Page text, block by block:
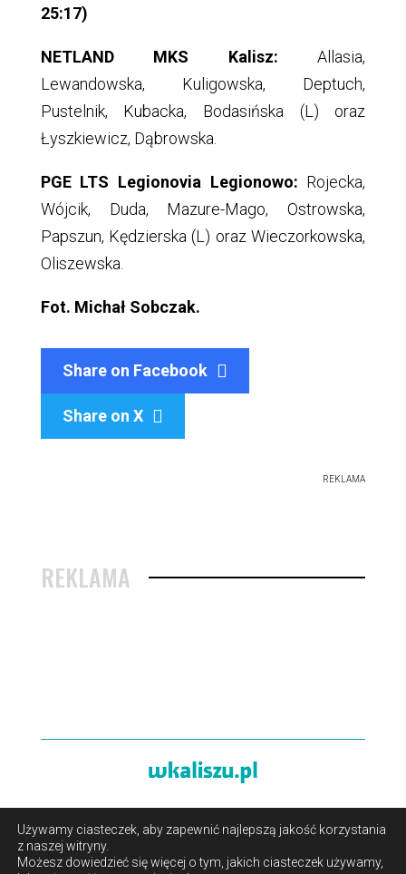
25:17)
NETLAND MKS Kalisz: Allasia,
Lewandowska, Kuligowska, Deptuch,
Pustelnik, Kubacka, Bodasińska (L) oraz
Łyszkiewicz, Dąbrowska.
PGE LTS Legionovia Legionowo: Rojecka,
Wójcik, Duda, Mazure-Mago, Ostrowska,
Papszun, Kędzierska (L) oraz Wieczorkowska,
Oliszewska.
Fot. Michał Sobczak.
Share on Facebook
Share on X 
REKLAMA
REKLAMA
O portalu/Reklama/ Polityka prywatności i pliki cookies
/Kontakt
Używamy ciasteczek, aby zapewnić najlepszą jakość korzystania
z naszej witryny.
Możesz dowiedzieć się więcej o tym, jakich ciasteczek używamy,